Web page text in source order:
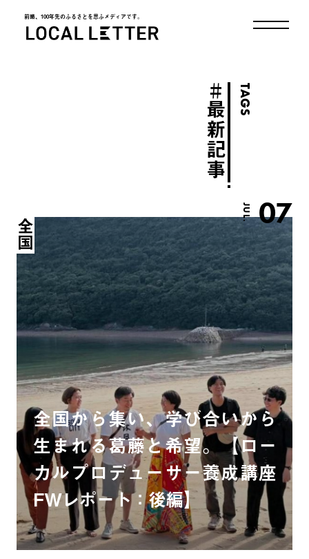
前略、100年先のふるさとを思ふメディアです。
TAGS
＃
最新記事
JUL. 07
全国
全国から集い、学び合いから
生まれる葛藤と希望。【ロー
カルプロデューサー養成講座
FWレポート：後編】